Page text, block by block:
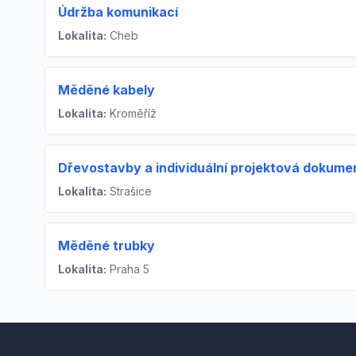
Údržba komunikací
Lokalita: Cheb
Měděné kabely
Lokalita: Kroměříž
Dřevostavby a individuální projektová
Lokalita: Strašice
Měděné trubky
Lokalita: Praha 5